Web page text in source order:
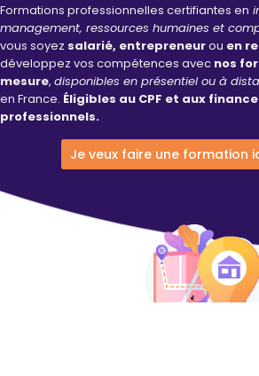
Formations professionnelles certifiantes en
management, ressources humaines et
vous soyez salarié, entrepreneurou en
développez vos compétences avec nos
mesure, disponibles en présentiel ou à
en France. Éligibles au CPF et aux
professionnels.
Je veux faire une formation